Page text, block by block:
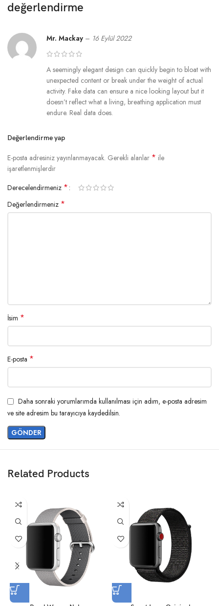
değerlendirme
Mr. Mackay – 16 Eylül 2022
A seemingly elegant design can quickly begin to bloat with
unexpected content or break under the weight of actual
activity. Fake data can ensure a nice looking layout but it
doesn’t reflect what a living, breathing application must
endure. Real data does.
Değerlendirme yap
E-posta adresiniz yayınlanmayacak. Gerekli alanlar * ile
işaretlenmişlerdir
Derecelendirmeniz *
Değerlendirmeniz *
İsim *
E-posta *
Daha sonraki yorumlarımda kullanılması için adım, e-posta adresim
ve site adresim bu tarayıcıya kaydedilsin.
Related Products